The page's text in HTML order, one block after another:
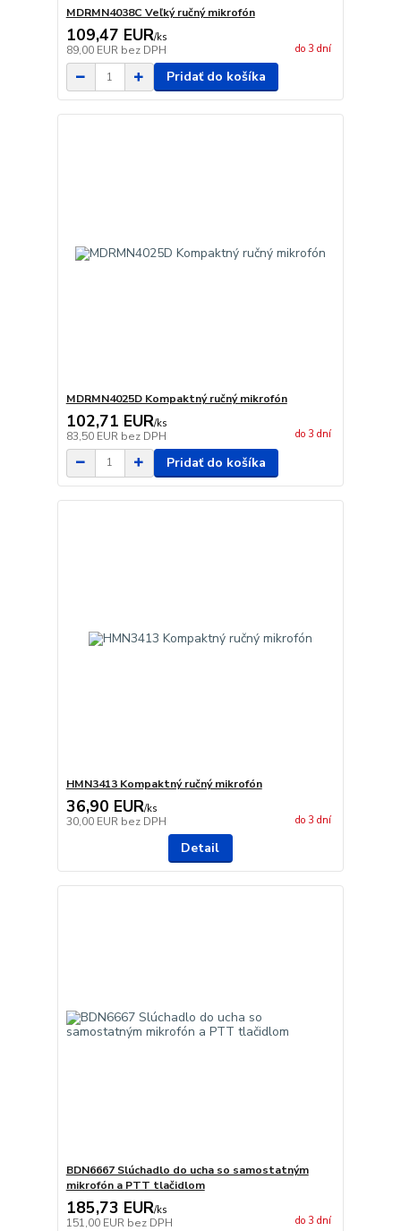
MDRMN4038C Veľký ručný mikrofón
109,47 EUR/ks
89,00 EUR bez DPH do 3 dní
Pridať do košíka
MDRMN4025D Kompaktný ručný mikrofón
102,71 EUR/ks
83,50 EUR bez DPH do 3 dní
Pridať do košíka
HMN3413 Kompaktný ručný mikrofón
36,90 EUR/ks
30,00 EUR bez DPH do 3 dní
Detail
BDN6667 Slúchadlo do ucha so samostatným
mikrofón a PTT tlačidlom
185,73 EUR/ks
151,00 EUR bez DPH do 3 dní